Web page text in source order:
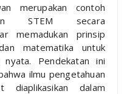
merupakan contoh
STEM secara
memadukan prinsip
matematika untuk
Pendekatan ini
ilmu pengetahuan
dalam